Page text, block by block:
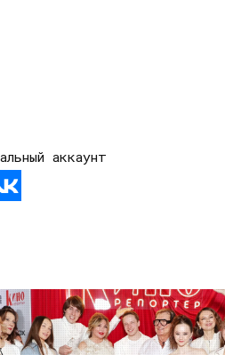
аккаунт